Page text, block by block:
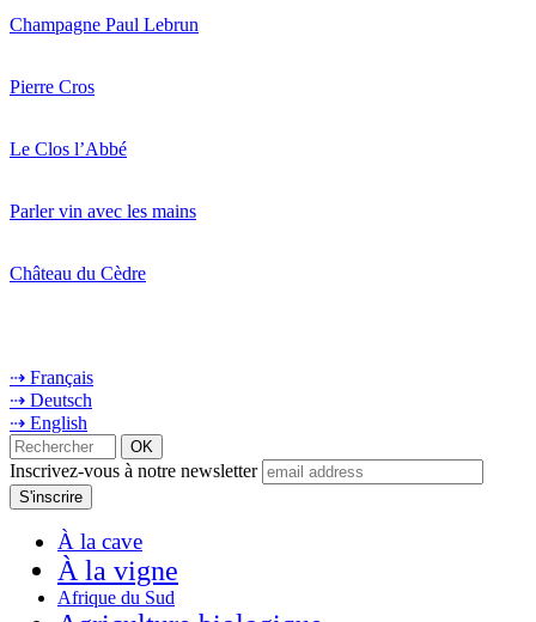
Champagne Paul Lebrun
Pierre Cros
Le Clos l’Abbé
Parler vin avec les mains
Château du Cèdre
⇢ Français
⇢ Deutsch
⇢ English
Inscrivez-vous à notre newsletter
À la cave
À la vigne
Afrique du Sud